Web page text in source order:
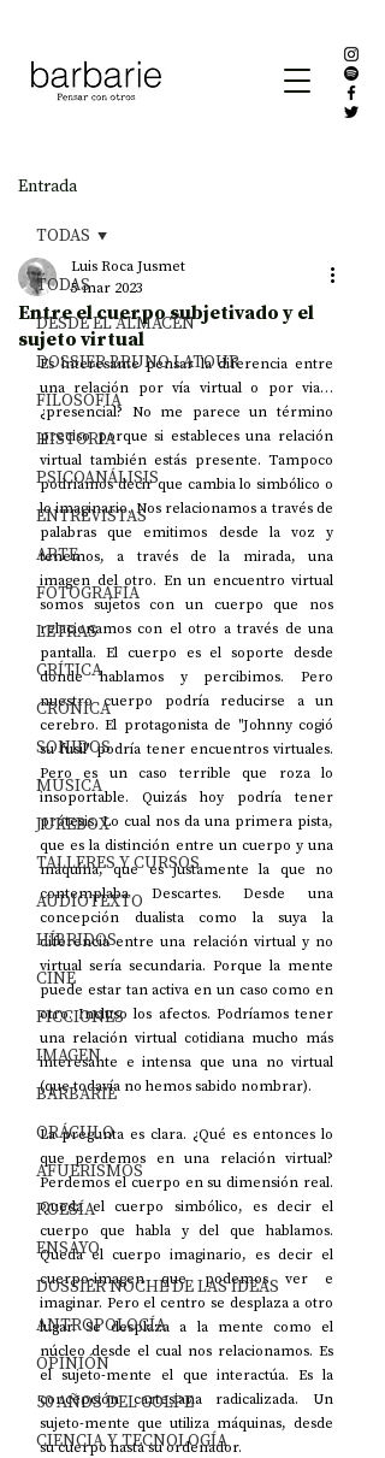
Entrada
TODAS
DESDE EL ALMACÉN
DOSSIER BRUNO LATOUR
FILOSOFÍA
HISTORIA
PSICOANÁLISIS
ENTREVISTAS
ARTE
FOTOGRAFÍA
LETRAS
CRÍTICA
CRÓNICA
SONIDOS
MÚSICA
JUKEBOX
TALLERES Y CURSOS
AUDIOTEXTO
HÍBRIDOS
CINE
FICCIONES
IMAGEN
BARBARIE
ORÁCULO
AFUERISMOS
POESÍA
ENSAYO
DOSSIER NOCHE DE LAS IDEAS
ANTROPOLOGÍA
OPINIÓN
50 AÑOS DEL GOLPE
CIENCIA Y TECNOLOGÍA
TODAS
Entre el cuerpo subjetivado y el
sujeto virtual
Luis Roca Jusmet
5 mar 2023
Es interesante pensar la diferencia entre
una relación por vía virtual o por via…
¿presencial? No me parece un término
preciso porque si estableces una relación
virtual también estás presente. Tampoco
podríamos decir que cambia lo simbólico o
lo imaginario. Nos relacionamos a través de
palabras que emitimos desde la voz y
tenemos, a través de la mirada, una
imagen del otro. En un encuentro virtual
somos sujetos con un cuerpo que nos
relacionamos con el otro a través de una
pantalla. El cuerpo es el soporte desde
donde hablamos y percibimos. Pero
nuestro cuerpo podría reducirse a un
cerebro. El protagonista de "Johnny cogió
su fusil" podría tener encuentros virtuales.
Pero es un caso terrible que roza lo
insoportable. Quizás hoy podría tener
prótesis. Lo cual nos da una primera pista,
que es la distinción entre un cuerpo y una
máquina, que es justamente la que no
contemplaba Descartes. Desde una
concepción dualista como la suya la
diferencia entre una relación virtual y no
virtual sería secundaria. Porque la mente
puede estar tan activa en un caso como en
otro. Incluso los afectos. Podríamos tener
una relación virtual cotidiana mucho más
interesante e intensa que una no virtual
(que todavía no hemos sabido nombrar).
La pregunta es clara. ¿Qué es entonces lo
que perdemos en una relación virtual?
Perdemos el cuerpo en su dimensión real.
Queda el cuerpo simbólico, es decir el
cuerpo que habla y del que hablamos.
Queda el cuerpo imaginario, es decir el
cuerpo-imagen que podemos ver e
imaginar. Pero el centro se desplaza a otro
lugar. Se desplaza a la mente como el
núcleo desde el cual nos relacionamos. Es
el sujeto-mente el que interactúa. Es la
concepción cartesiana radicalizada. Un
sujeto-mente que utiliza máquinas, desde
su cuerpo hasta su ordenador.